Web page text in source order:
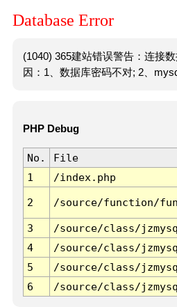
Database Error
(1040) 365建站错误警告：连接
因：1、数据库密码不对; 2、
PHP Debug
No. File
1
/index.php
2 /source/function/
3 /source/class/
4
/source/class/
5
/source/class/
6
/source/class/